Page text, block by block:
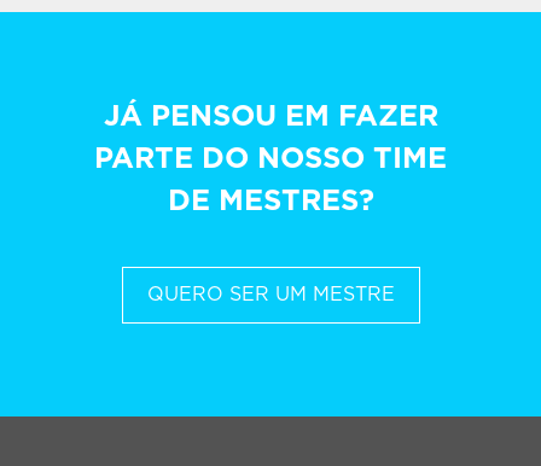
JÁ PENSOU EM FAZER
PARTE DO NOSSO TIME
DE MESTRES?
QUERO SER UM MESTRE